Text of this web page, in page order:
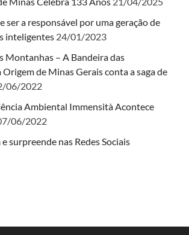
ser a responsável por uma geração de
inteligentes 24/01/2023
Montanhas – A Bandeira das
Origem de Minas Gerais conta a saga de
06/2022
Ambiental Immensità Acontece
06/2022
e surpreende nas Redes Sociais